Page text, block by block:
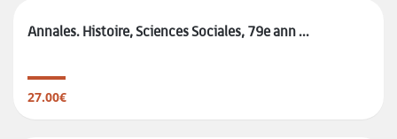
Annales. Histoire, Sciences Sociales, 79e ann ...
27.00€